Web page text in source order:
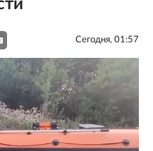
Сегодня, 01:57